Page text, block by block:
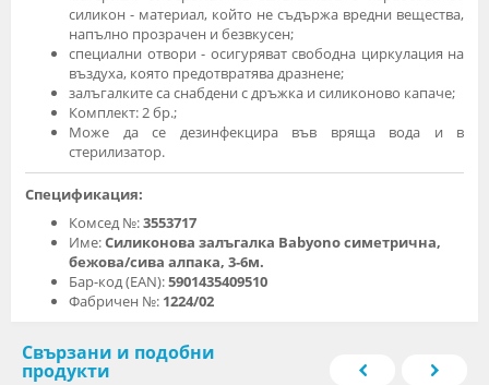
силикон - материал, който не съдържа вредни вещества,
напълно прозрачен и безвкусен;
специални отвори - осигуряват свободна циркулация на
въздуха, която предотвратява дразнене;
залъгалките са снабдени с дръжка и силиконово капаче;
Комплект: 2 бр.;
Може да се дезинфекцира във вряща вода и в
стерилизатор.
Спецификация:
Комсед №:3553717
Име:Силиконова залъгалка Babyono симетрична,
бежова/сива алпака, 3-6м.
Бар-код (EAN):5901435409510
Фабричен №: 1224/02
Свързани и подобни
продукти